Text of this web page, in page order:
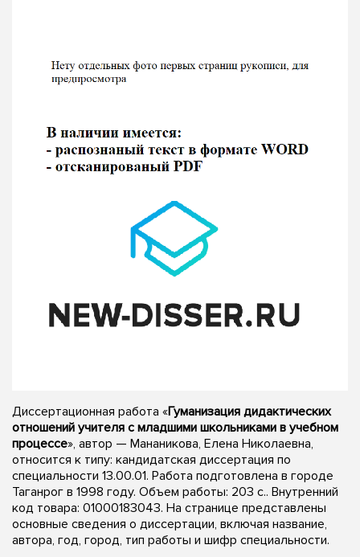
Диссертационная работа «Гуманизация дидактических
отношений учителя с младшими школьниками в учебном
процессе», автор — Мананикова, Елена Николаевна,
относится к типу: кандидатская диссертация по
специальности 13.00.01. Работа подготовлена в городе
Таганрог в 1998 году. Объем работы: 203 с.. Внутренний
код товара: 01000183043. На странице представлены
основные сведения о диссертации, включая название,
автора, год, город, тип работы и шифр специальности.